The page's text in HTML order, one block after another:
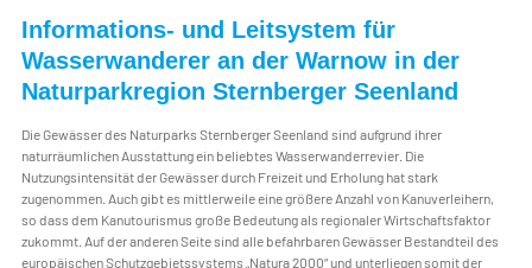
Informations- und Leitsystem für
Wasserwanderer an der Warnow in der
Naturparkregion Sternberger Seenland
Die Gewässer des Naturparks Sternberger Seenland sind aufgrund ihrer
naturräumlichen Ausstattung ein beliebtes Wasserwanderrevier. Die
Nutzungsintensität der Gewässer durch Freizeit und Erholung hat stark
zugenommen. Auch gibt es mittlerweile eine größere Anzahl von Kanuverleihern,
so dass dem Kanutourismus große Bedeutung als regionaler Wirtschaftsfaktor
zukommt. Auf der anderen Seite sind alle befahrbaren Gewässer Bestandteil des
europäischen Schutzgebietssystems „Natura 2000“ und unterliegen somit der